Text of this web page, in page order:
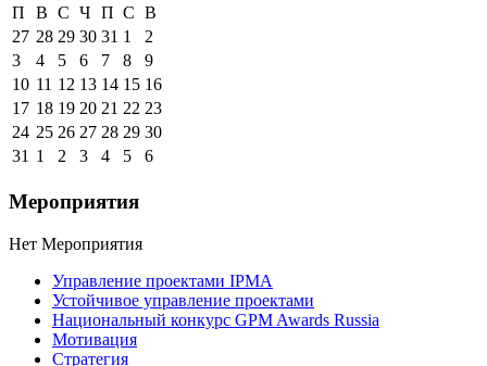
П
В С Ч П С В
27 28 29 30 31 1
2
3
4 5 6 7 8
9
10 11 12 13 14 15 16
17 18 19 20 21 22 23
24 25 26 27 28 29 30
31 1 2 3 4 5 6
Мероприятия
Нет Мероприятия
Управление проектами IPMA
Устойчивое управление проектами
Национальный конкурс GPM Awards Russia
Мотивация
Стратегия